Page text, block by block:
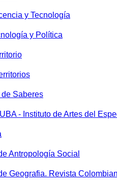
y Tecnología
y Política
Saberes
- Instituto de Artes del
Antropología Social
Geografia. Revista